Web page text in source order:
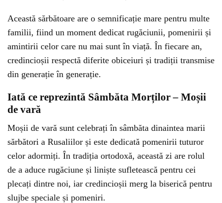
Această sărbătoare are o semnificație mare pentru multe
familii, fiind un moment dedicat rugăciunii, pomenirii și
amintirii celor care nu mai sunt în viață. În fiecare an,
credincioșii respectă diferite obiceiuri și tradiții transmise
din generație în generație.
Iată ce reprezintă Sâmbăta Morților – Moșii
de vară
Moșii de vară sunt celebrați în sâmbăta dinaintea marii
sărbători a Rusaliilor și este dedicată pomenirii tuturor
celor adormiți. În tradiția ortodoxă, această zi are rolul
de a aduce rugăciune și liniște sufletească pentru cei
plecați dintre noi, iar credincioșii merg la biserică pentru
slujbe speciale și pomeniri.